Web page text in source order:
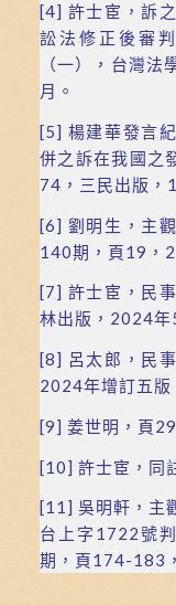
[4] 許士宦，訴
訟法修正後審
（一），台灣
月。
[5] 楊建華發言
併之訴在我國之
74，三民出版，
[6] 劉明生，主
140期，頁19，
[7] 許士宦，民
林出版，2024年
[8] 呂太郎，民
2024年增訂五版
[9] 姜世明，頁
[10] 許士宦，同
[11] 吳明軒，主
台上字1722號
期，頁174-183